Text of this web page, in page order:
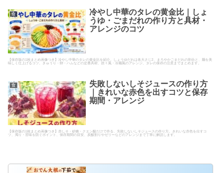
食
冷やし中華のタレの黄金比｜しょ
うゆ・ごまだれの作り方と具材・
アレンジのコツ
【保存版の1枚まとめ画像つき】冷やし中華のタレの黄金比を紹介。しょうゆだれは各大さじ2、まろやかごまだれの割合と、麺を美
味しく仕上げるコツ、きゅうり・卵・ハムなどの定番具材、担々風・冷麺風のアレンジ、タレの保存の注意までまとめます。
食
失敗しないしそジュースの作り方
｜きれいな赤色を出すコツと保存
期間・アレンジ
【保存版の1枚まとめ画像つき】赤しそ・砂糖・クエン酸だけで作る、失敗しないしそジュースの作り方。きれいな赤色を出すコ
ツ、濁り・苦味を防ぐポイント、保存期間の目安、炭酸割りやゼリーなどのアレンジまで丁寧に解説します。